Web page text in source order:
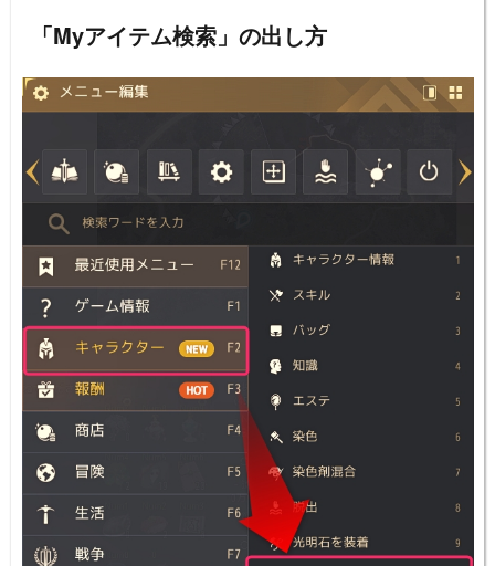
「Myアイテム検索」の出し方